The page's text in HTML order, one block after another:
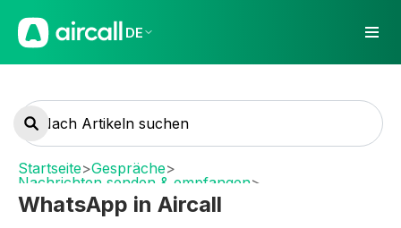
DE
Startseite>Gespräche>
Nachrichten senden & empfangen>
WhatsApp in Aircall
WhatsApp in Aircall